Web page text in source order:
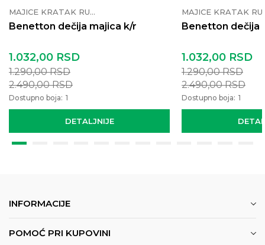
MAJICE KRATAK RUKAV
Benetton dečija majica k/r
DETALJNIJE
1.032,00 RSD
1.290,00RSD
2.490,00RSD
Dostupno boja: 1
Benetton dečija
1.032,00 RSD
1.290,00RSD
2.490,00RSD
Dostupno boja: 1
INFORMACIJE
POMOĆ PRI KUPOVINI